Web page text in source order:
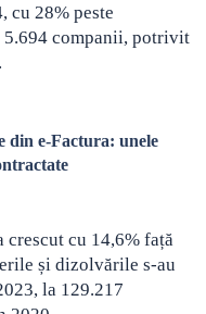
cu 28% peste
companii, potrivit
din e-Factura: unele
crescut cu 14,6% față
și dizolvările s-au
la 129.217